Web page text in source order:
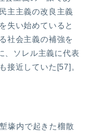
主主義の改良主義
失い始めていると
社会主義の補強を
、ソレル主義に代表
接近していた[57]。
壕内で起きた榴散